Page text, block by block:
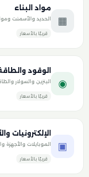
▦
مواد البناء
الحديد والأسمنت
قريبًا بالأسعار
◉
الوقود
البنزين والسولار
قريبًا بالأسعار
▣
الإلكترونيات
الموبايلات والأجهزة
قريبًا بالأسعار